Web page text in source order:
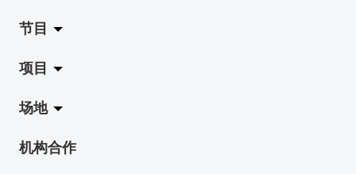
关于艺穗会
艺穗会的演化
使命与宗旨
艺穗会架构
节目
拉阔
展览
演出
项目
Jazz-Go-Central, Jazz-Go-Fringe
LPL
场地
陈丽玲划廊
机构合作